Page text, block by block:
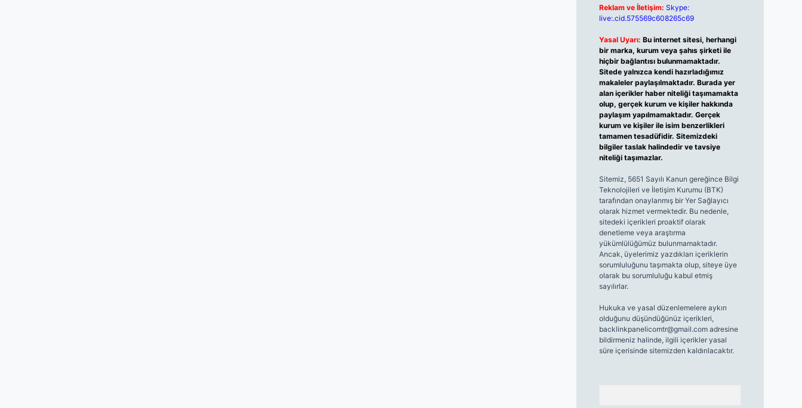
Reklam ve İletişim: Skype:
live:.cid.575569c608265c69
Yasal Uyarı: Bu internet sitesi, herhangi
bir marka, kurum veya şahıs şirketi ile
hiçbir bağlantısı bulunmamaktadır.
Sitede yalnızca kendi hazırladığımız
makaleler paylaşılmaktadır. Burada yer
alan içerikler haber niteliği taşımamakta
olup, gerçek kurum ve kişiler hakkında
paylaşım yapılmamaktadır. Gerçek
kurum ve kişiler ile isim benzerlikleri
tamamen tesadüfidir. Sitemizdeki
bilgiler taslak halindedir ve tavsiye
niteliği taşımazlar.
Sitemiz, 5651 Sayılı Kanun gereğince Bilgi
Teknolojileri ve İletişim Kurumu (BTK)
tarafından onaylanmış bir Yer Sağlayıcı
olarak hizmet vermektedir. Bu nedenle,
sitedeki içerikleri proaktif olarak
denetleme veya araştırma
yükümlülüğümüz bulunmamaktadır.
Ancak, üyelerimiz yazdıkları içeriklerin
sorumluluğunu taşımakta olup, siteye üye
olarak bu sorumluluğu kabul etmiş
sayılırlar.
Hukuka ve yasal düzenlemelere aykırı
olduğunu düşündüğünüz içerikleri,
backlinkpanelicomtr@gmail.comadresine
bildirmeniz halinde, ilgili içerikler yasal
süre içerisinde sitemizden kaldırılacaktır.